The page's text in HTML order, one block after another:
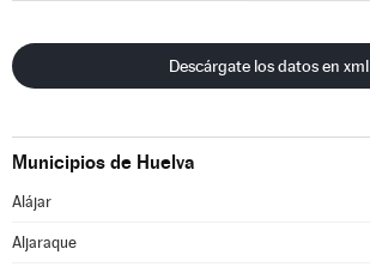
Descárgate los datos en xml
Municipios de Huelva
Alájar
Aljaraque